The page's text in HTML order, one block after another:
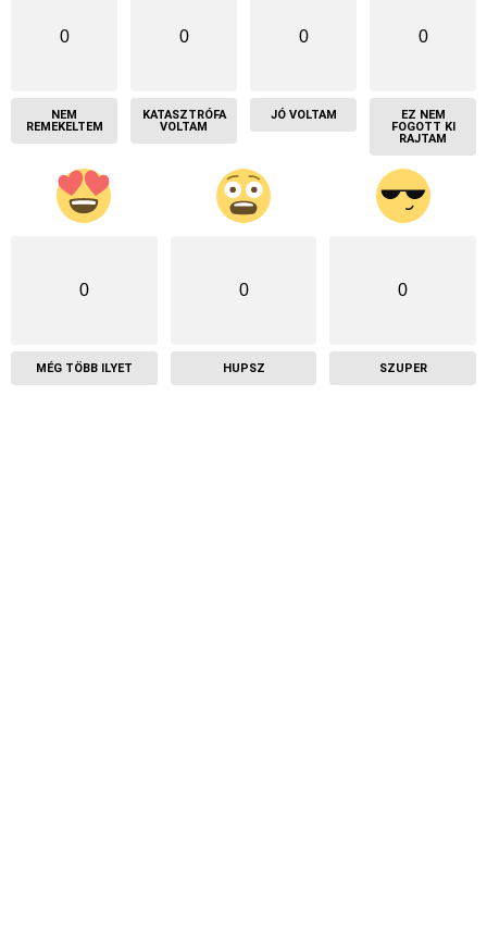
0
NEM
REMEKELTEM
0
KATASZTRÓFA
VOLTAM
0
JÓ VOLTAM
0
EZ NEM
FOGOTT KI
RAJTAM
0
MÉG TÖBB ILYET
0
HUPSZ
0
SZUPER